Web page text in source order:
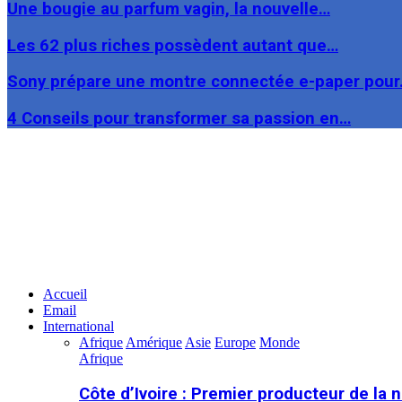
Une bougie au parfum vagin, la nouvelle…
Les 62 plus riches possèdent autant que…
Sony prépare une montre connectée e-paper
4 Conseils pour transformer sa passion en…
Accueil
Email
International
Afrique Amérique Asie Europe Monde
Afrique
Côte d’Ivoire : Premier producteur de la